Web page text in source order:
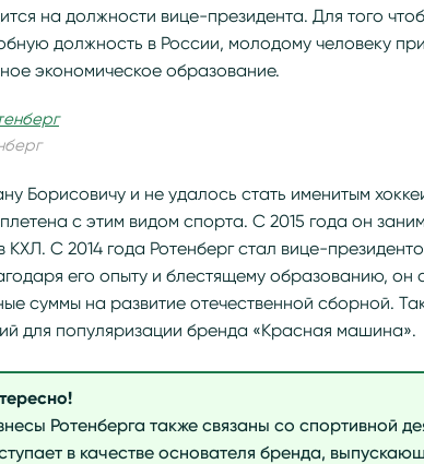
на должности вице-президента. Для того
должность в России, молодому человеку
экономическое образование.
Борисовичу и не удалось стать именитым
с этим видом спорта. С 2015 года он
КХЛ. С 2014 года Ротенберг стал вице-
его опыту и блестящему образованию, он
суммы на развитие отечественной сборной.
для популяризации бренда «Красная машина».
Ротенберга также связаны со спортивной
в качестве основателя бренда,